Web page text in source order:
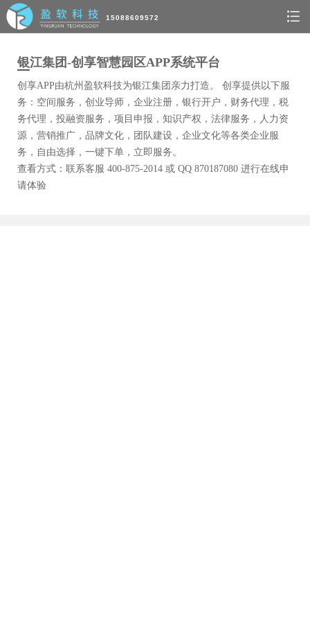
15088609572
银江集团-创享智慧园区APP系统平台
创享APP由杭州盈软科技为银江集团亲力打造。 创享提供以下服
务：空间服务，创业导师，企业注册，银行开户，财务代理，税
务代理，投融资服务，项目申报，知识产权，法律服务，人力资
源，营销推广，品牌文化，团队建设，企业文化等各类企业服
务，自由选择，一键下单，立即服务。
查看方式：联系客服 400-875-2014 或 QQ 870187080 进行在线申
请体验